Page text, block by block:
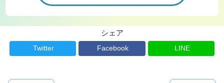
シェア
Twitter Facebook LINE